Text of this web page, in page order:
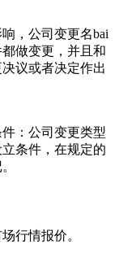
，公司变更名bai
做变更，并且和
议或者决定作出
：公司变更类型
条件，在规定的
行情报价。